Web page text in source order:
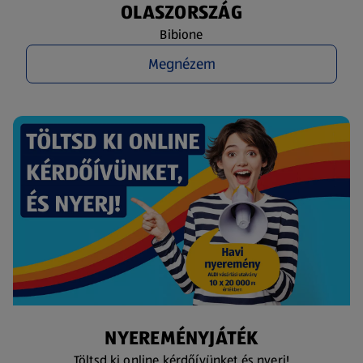
OLASZORSZÁG
Bibione
Megnézem
NYEREMÉNYJÁTÉK